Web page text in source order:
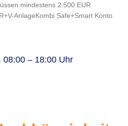
mindestens 2.500 EUR
AnlageKombi Safe+Smart Konto
08:00 – 18:00 Uhr